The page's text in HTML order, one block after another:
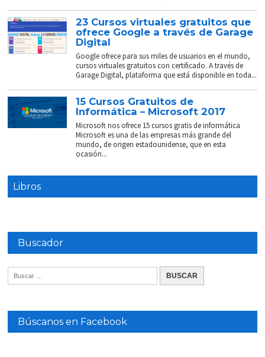
23 Cursos virtuales gratuitos que
ofrece Google a través de Garage
Digital
Google ofrece para sus miles de usuarios en el mundo,
cursos virtuales gratuitos con certificado. A través de
Garage Digital, plataforma que está disponible en toda...
15 Cursos Gratuitos de
Informática – Microsoft 2017
Microsoft nos ofrece 15 cursos gratis de informática
Microsoft es una de las empresas más grande del
mundo, de origen estadounidense, que en esta
ocasión...
Libros
Buscador
Búscanos en Facebook